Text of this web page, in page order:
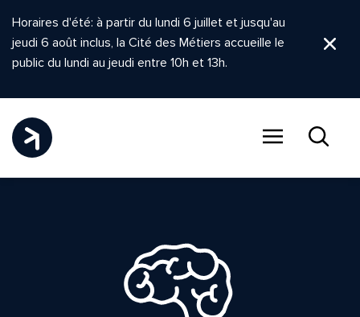
Horaires d'été: à partir du lundi 6 juillet et jusqu'au
jeudi 6 août inclus, la Cité des Métiers accueille le
public du lundi au jeudi entre 10h et 13h.